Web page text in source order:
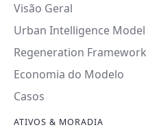
Visão Geral
Urban Intelligence Model
Regeneration Framework
Economia do Modelo
Casos
ATIVOS & MORADIA